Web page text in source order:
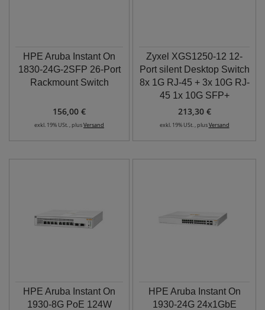
HPE Aruba Instant On
1830-24G-2SFP 26-Port
Rackmount Switch
156,00 €
exkl. 19% USt. , plusVersand
Zyxel XGS1250-12 12-
Port silent Desktop Switch
8x 1G RJ-45 + 3x 10G RJ-
45 1x 10G SFP+
213,30 €
exkl. 19% USt. , plusVersand
HPE Aruba Instant On
1930-8G PoE 124W
HPE Aruba Instant On
1930-24G 24x1GbE